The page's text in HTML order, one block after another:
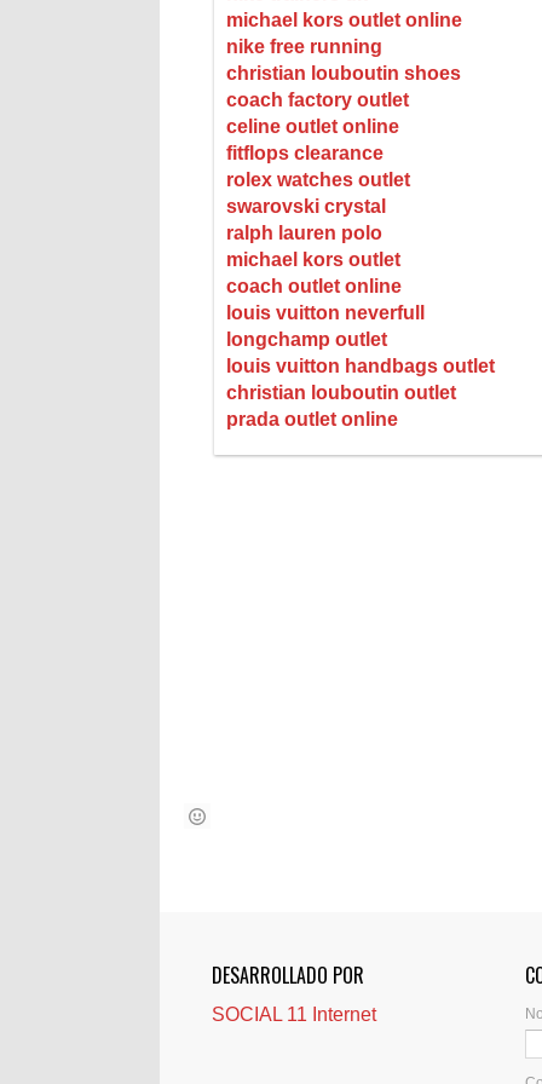
michael kors outlet online
nike free running
christian louboutin shoes
coach factory outlet
celine outlet online
fitflops clearance
rolex watches outlet
swarovski crystal
ralph lauren polo
michael kors outlet
coach outlet online
louis vuitton neverfull
longchamp outlet
louis vuitton handbags outlet
christian louboutin outlet
prada outlet online
DESARROLLADO POR
SOCIAL 11 Internet